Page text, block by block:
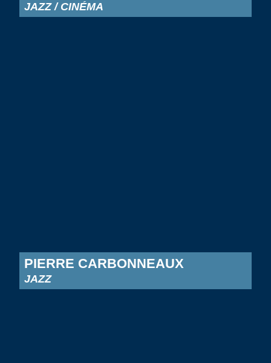
JAZZ / CINÉMA
PIERRE CARBONNEAUX
JAZZ